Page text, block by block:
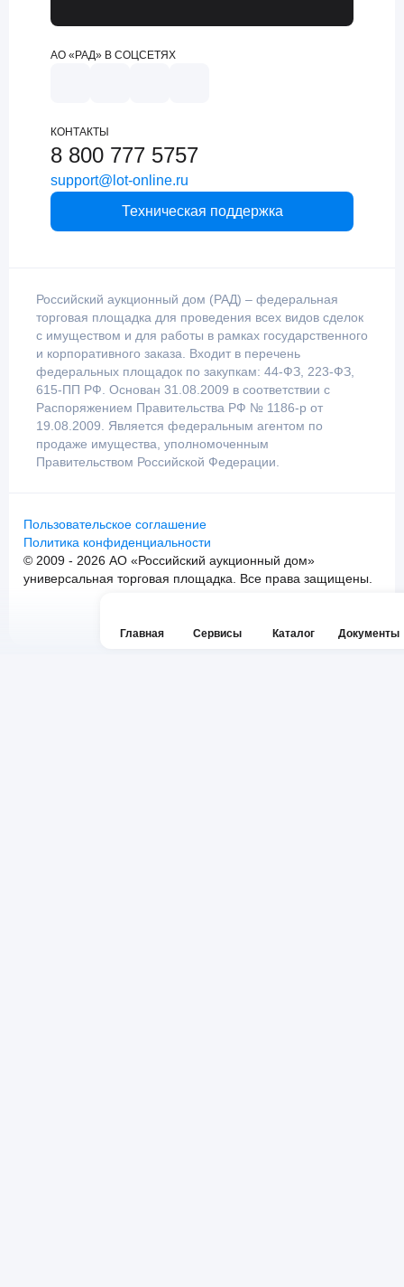
Главная Сервисы Каталог Документы
АО «РАД» В СОЦСЕТЯХ
КОНТАКТЫ
8 800 777 5757
support@lot-online.ru
Техническая поддержка
Российский аукционный дом (РАД) – федеральная
торговая площадка для проведения всех видов сделок
с имуществом и для работы в рамках государственного
и корпоративного заказа. Входит в перечень
федеральных площадок по закупкам: 44-ФЗ, 223-ФЗ,
615-ПП РФ. Основан 31.08.2009 в соответствии с
Распоряжением Правительства РФ № 1186-р от
19.08.2009. Является федеральным агентом по
продаже имущества, уполномоченным
Правительством Российской Федерации.
Пользовательское соглашение
Политика конфиденциальности
© 2009 - 2026 АО «Российский аукционный дом»
универсальная торговая площадка. Все права защищены.